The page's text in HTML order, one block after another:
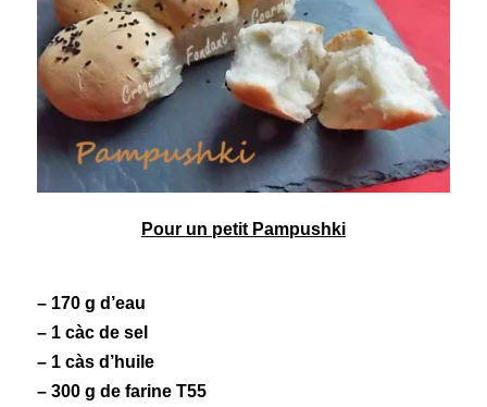
Pour un petit Pampushki
– 170 g d’eau
– 1 càc de sel
– 1 càs d’huile
– 300 g de farine T55